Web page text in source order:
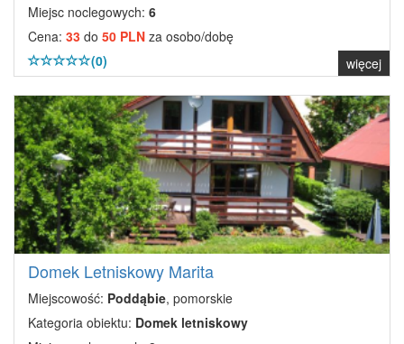
Miejsc noclegowych: 6
Cena: 33 do 50 PLN za osobo/dobę
(0)
więcej
Domek Letniskowy Marita
Miejscowość: Poddąbie, pomorskie
Kategoria obiektu: Domek letniskowy